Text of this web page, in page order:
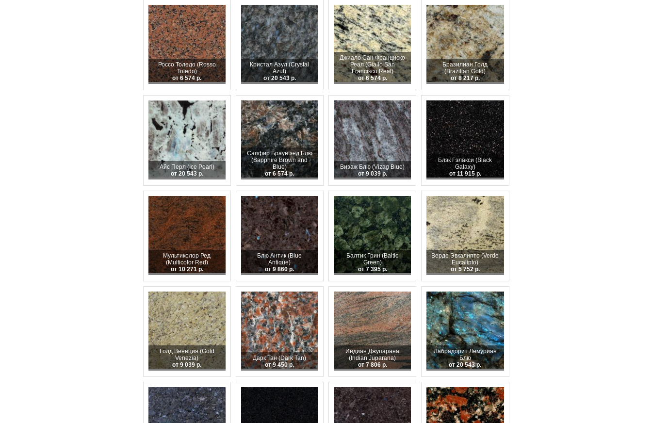
Россо Толедо (Rosso
Toledo)
от 6 574 р.
Кристал Азул (Crystal
Azul)
от 20 543 р.
Джиало Сан Франциско
Реал (Giallo San
Francisco Real)
от 6 574 р.
Бразилиан Голд
(Brazilian Gold)
от 8 217 р.
Айс Перл (Ice Pearl)
от 20 543 р.
Сапфир Браун энд Блю
(Sapphire Brown and
Blue)
от 6 574 р.
Визаж Блю (Vizag Blue)
от 9 039 р.
Блэк Гэлакси (Black
Galaxy)
от 11 915 р.
Мультиколор Ред
(Multicolor Red)
от 10 271 р.
Блю Антик (Blue
Antique)
от 9 860 р.
Балтик Грин (Baltic
Green)
от 7 395 р.
Верде Эвкалипто (Verde
Eucalipto)
от 5 752 р.
Голд Венеция (Gold
Venezia)
от 9 039 р.
Дарк Тан (Dark Tan)
от 9 450 р.
Индиан Джупарана
(Indian Juparana)
от 7 806 р.
Лабрадорит Лемуриан
Блю
от 20 543 р.